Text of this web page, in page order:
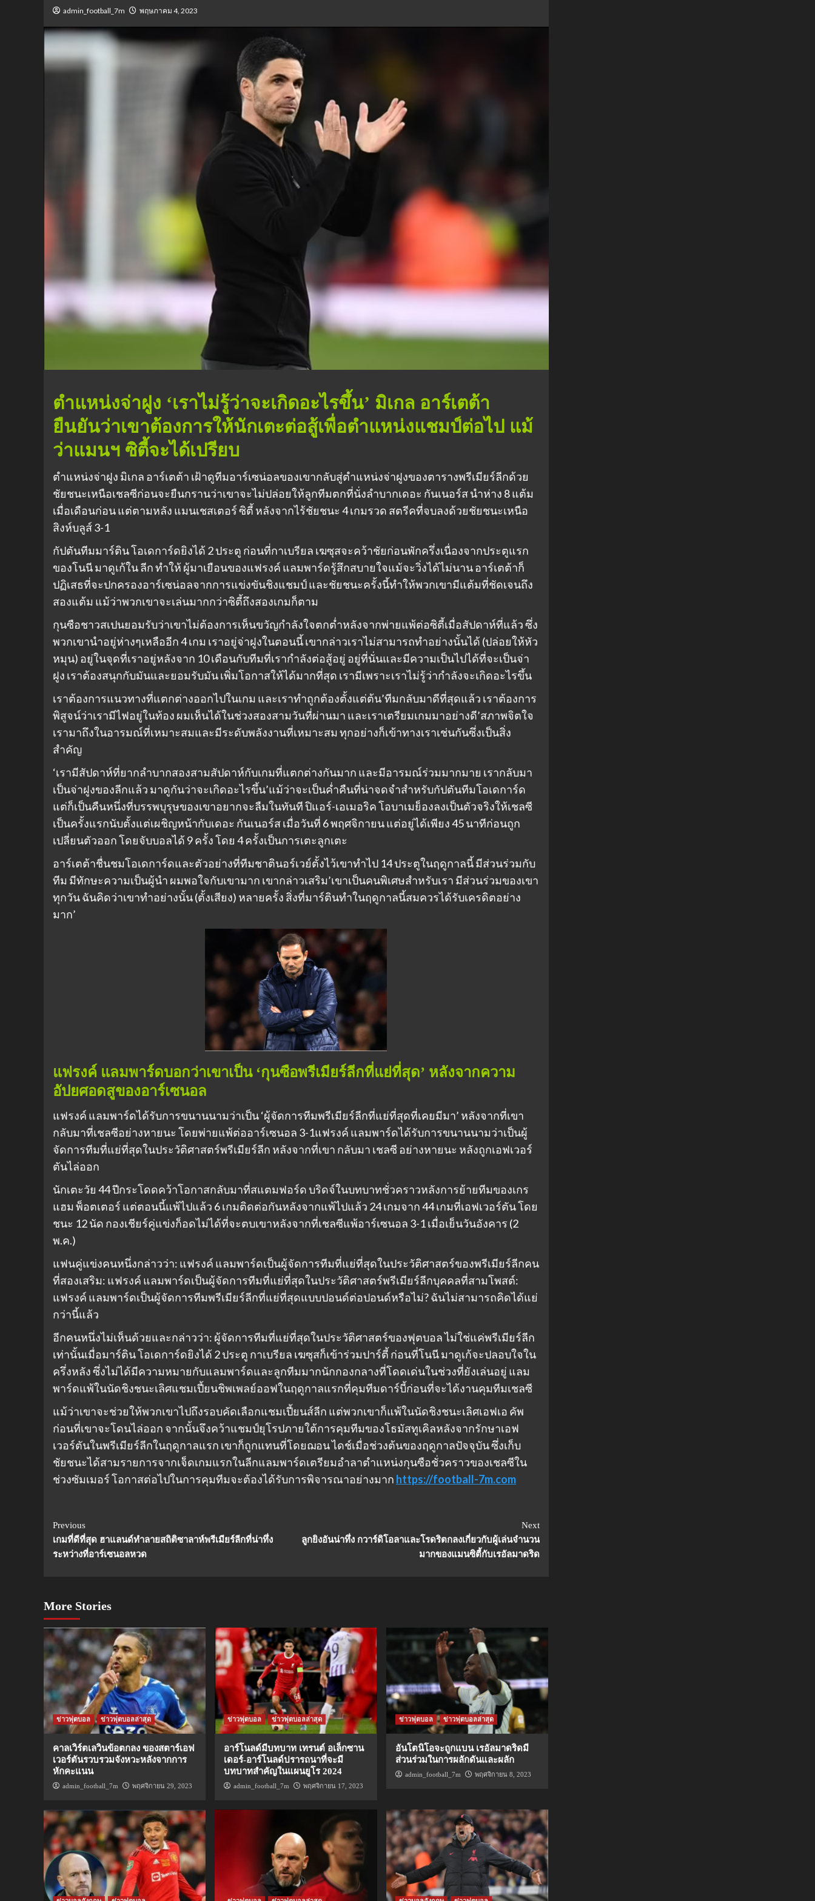
admin_football_7m พฤษภาคม 4, 2023
ตำแหน่งจ่าฝูง ‘เราไม่รู้ว่าจะเกิดอะไรขึ้น’ มิเกล อาร์เตต้า
ยืนยันว่าเขาต้องการให้นักเตะต่อสู้เพื่อตำแหน่งแชมป์ต่อไป แม้
ว่าแมนฯ ซิตี้จะได้เปรียบ
ตำแหน่งจ่าฝูง มิเกล อาร์เตต้า เฝ้าดูทีมอาร์เซน่อลของเขากลับสู่ตำแหน่งจ่าฝูงของตารางพรีเมียร์ลีกด้วย
ชัยชนะเหนือเชลซีก่อนจะยืนกรานว่าเขาจะไม่ปล่อยให้ลูกทีมตกที่นั่งลำบากเดอะ กันเนอร์ส นำห่าง 8 แต้ม
เมื่อเดือนก่อน แต่ตามหลัง แมนเชสเตอร์ ซิตี้ หลังจากไร้ชัยชนะ 4 เกมรวด สตรีคที่จบลงด้วยชัยชนะเหนือ
สิงห์บลูส์ 3-1
กัปตันทีมมาร์ติน โอเดการ์ดยิงได้ 2 ประตู ก่อนที่กาเบรียล เฆซุสจะคว้าชัยก่อนพักครึ่งเนื่องจากประตูแรก
ของโนนี มาดูเก้ใน ลีก ทำให้ ผู้มาเยือนของแฟรงค์ แลมพาร์ดรู้สึกสบายใจแม้จะวิ่งได้ไม่นาน อาร์เตต้าก็
ปฏิเสธที่จะปกครองอาร์เซน่อลจากการแข่งขันชิงแชมป์ และชัยชนะครั้งนี้ทำให้พวกเขามีแต้มที่ชัดเจนถึง
สองแต้ม แม้ว่าพวกเขาจะเล่นมากกว่าซิตี้ถึงสองเกมก็ตาม
กุนซือชาวสเปนยอมรับว่าเขาไม่ต้องการเห็นขวัญกำลังใจตกต่ำหลังจากพ่ายแพ้ต่อซิตี้เมื่อสัปดาห์ที่แล้ว ซึ่ง
พวกเขานำอยู่ห่างๆเหลืออีก 4 เกม เราอยู่จ่าฝูงในตอนนี้ เขากล่าวเราไม่สามารถทำอย่างนั้นได้ (ปล่อยให้หัว
หมุน) อยู่ในจุดที่เราอยู่หลังจาก 10 เดือนกับทีมที่เรากำลังต่อสู้อยู่ อยู่ที่นั่นและมีความเป็นไปได้ที่จะเป็นจ่า
ฝูง เราต้องสนุกกับมันและยอมรับมัน เพิ่มโอกาสให้ได้มากที่สุด เรามีเพราะเราไม่รู้ว่ากำลังจะเกิดอะไรขึ้น
เราต้องการแนวทางที่แตกต่างออกไปในเกม และเราทำถูกต้องตั้งแต่ต้น’ทีมกลับมาดีที่สุดแล้ว เราต้องการ
พิสูจน์ว่าเรามีไฟอยู่ในท้อง ผมเห็นได้ในช่วงสองสามวันที่ผ่านมา และเราเตรียมเกมมาอย่างดี’สภาพจิตใจ
เรามาถึงในอารมณ์ที่เหมาะสมและมีระดับพลังงานที่เหมาะสม ทุกอย่างก็เข้าทางเราเช่นกันซึ่งเป็นสิ่ง
สำคัญ
‘เรามีสัปดาห์ที่ยากลำบากสองสามสัปดาห์กับเกมที่แตกต่างกันมาก และมีอารมณ์ร่วมมากมาย เรากลับมา
เป็นจ่าฝูงของลีกแล้ว มาดูกันว่าจะเกิดอะไรขึ้น’แม้ว่าจะเป็นค่ำคืนที่น่าจดจำสำหรับกัปตันทีมโอเดการ์ด
แต่ก็เป็นคืนหนึ่งที่บรรพบุรุษของเขาอยากจะลืมในทันที ปิแอร์-เอเมอริค โอบาเมย็องลงเป็นตัวจริงให้เชลซี
เป็นครั้งแรกนับตั้งแต่เผชิญหน้ากับเดอะ กันเนอร์ส เมื่อวันที่ 6 พฤศจิกายน แต่อยู่ได้เพียง 45 นาทีก่อนถูก
เปลี่ยนตัวออก โดยจับบอลได้ 9 ครั้ง โดย 4 ครั้งเป็นการเตะลูกเตะ
อาร์เตต้าชื่นชมโอเดการ์ดและตัวอย่างที่ทีมชาตินอร์เวย์ตั้งไว้เขาทำไป 14 ประตูในฤดูกาลนี้ มีส่วนร่วมกับ
ทีม มีทักษะความเป็นผู้นำ ผมพอใจกับเขามาก เขากล่าวเสริม’เขาเป็นคนพิเศษสำหรับเรา มีส่วนร่วมของเขา
ทุกวัน ฉันคิดว่าเขาทำอย่างนั้น (ตั้งเสียง) หลายครั้ง สิ่งที่มาร์ตินทำในฤดูกาลนี้สมควรได้รับเครดิตอย่าง
มาก’
แฟรงค์ แลมพาร์ดบอกว่าเขาเป็น ‘กุนซือพรีเมียร์ลีกที่แย่ที่สุด’ หลังจากความ
อัปยศอดสูของอาร์เซนอล
แฟรงค์ แลมพาร์ดได้รับการขนานนามว่าเป็น ‘ผู้จัดการทีมพรีเมียร์ลีกที่แย่ที่สุดที่เคยมีมา’ หลังจากที่เขา
กลับมาที่เชลซีอย่างหายนะ โดยพ่ายแพ้ต่ออาร์เซนอล 3-1แฟรงค์ แลมพาร์ดได้รับการขนานนามว่าเป็นผู้
จัดการทีมที่แย่ที่สุดในประวัติศาสตร์พรีเมียร์ลีก หลังจากที่เขา กลับมา เชลซี อย่างหายนะ หลังถูกเอฟเวอร์
ตันไล่ออก
นักเตะวัย 44 ปีกระโดดคว้าโอกาสกลับมาที่สแตมฟอร์ด บริดจ์ในบทบาทชั่วคราวหลังการย้ายทีมของเกร
แฮม พ็อตเตอร์ แต่ตอนนี้แพ้ไปแล้ว 6 เกมติดต่อกันหลังจากแพ้ไปแล้ว 24 เกมจาก 44 เกมที่เอฟเวอร์ตัน โดย
ชนะ 12 นัด กองเชียร์คู่แข่งก็อดไม่ได้ที่จะตบเขาหลังจากที่เชลซีแพ้อาร์เซนอล 3-1 เมื่อเย็นวันอังคาร (2
พ.ค.)
แฟนคู่แข่งคนหนึ่งกล่าวว่า: แฟรงค์ แลมพาร์ดเป็นผู้จัดการทีมที่แย่ที่สุดในประวัติศาสตร์ของพรีเมียร์ลีกคน
ที่สองเสริม: แฟรงค์ แลมพาร์ดเป็นผู้จัดการทีมที่แย่ที่สุดในประวัติศาสตร์พรีเมียร์ลีกบุคคลที่สามโพสต์:
แฟรงค์ แลมพาร์ดเป็นผู้จัดการทีมพรีเมียร์ลีกที่แย่ที่สุดแบบปอนด์ต่อปอนด์หรือไม่? ฉันไม่สามารถคิดได้แย่
กว่านี้แล้ว
อีกคนหนึ่งไม่เห็นด้วยและกล่าวว่า: ผู้จัดการทีมที่แย่ที่สุดในประวัติศาสตร์ของฟุตบอล ไม่ใช่แค่พรีเมียร์ลีก
เท่านั้นเมื่อมาร์ติน โอเดการ์ดยิงได้ 2 ประตู กาเบรียล เฆซุสก็เข้าร่วมปาร์ตี้ ก่อนที่โนนี มาดูเก้จะปลอบใจใน
ครึ่งหลัง ซึ่งไม่ได้มีความหมายกับแลมพาร์ดและลูกทีมมากนักกองกลางที่โดดเด่นในช่วงที่ยังเล่นอยู่ แลม
พาร์ดแพ้ในนัดชิงชนะเลิศแชมเปี้ยนชิพเพลย์ออฟในฤดูกาลแรกที่คุมทีมดาร์บี้ก่อนที่จะได้งานคุมทีมเชลซี
แม้ว่าเขาจะช่วยให้พวกเขาไปถึงรอบคัดเลือกแชมเปี้ยนส์ลีก แต่พวกเขาก็แพ้ในนัดชิงชนะเลิศเอฟเอ คัพ
ก่อนที่เขาจะโดนไล่ออก จากนั้นจึงคว้าแชมป์ยุโรปภายใต้การคุมทีมของโธมัสทูเคิลหลังจากรักษาเอฟ
เวอร์ตันในพรีเมียร์ลีกในฤดูกาลแรก เขาก็ถูกแทนที่โดยฌอน ไดช์เมื่อช่วงต้นของฤดูกาลปัจจุบัน ซึ่งเก็บ
ชัยชนะได้สามรายการจากเจ็ดเกมแรกในลีกแลมพาร์ดเตรียมอำลาตำแหน่งกุนซือชั่วคราวของเชลซีใน
ช่วงซัมเมอร์ โอกาสต่อไปในการคุมทีมจะต้องได้รับการพิจารณาอย่างมาก https://football-7m.com
Continue
Reading
Previous
เกมที่ดีที่สุด ฮาแลนด์ทำลายสถิติซาลาห์พรีเมียร์ลีกที่น่าทึ่ง
ระหว่างที่อาร์เซนอลหวด
Next
ลูกยิงอันน่าทึ่ง กวาร์ดิโอลาและโรดริตกลงเกี่ยวกับผู้เล่นจำนวน
มากของแมนซิตี้กับเรอัลมาดริด
More Stories
ข่าวฟุตบอล ข่าวฟุตบอลล่าสุด
คาลเวิร์ตเลวินข้อตกลง ของสตาร์เอฟ
เวอร์ตันรวบรวมจังหวะหลังจากการ
หักคะแนน
admin_football_7m พฤศจิกายน 29, 2023
ข่าวฟุตบอล ข่าวฟุตบอลล่าสุด
อาร์โนลด์มีบทบาท เทรนต์ อเล็กซาน
เดอร์-อาร์โนลด์ปรารถนาที่จะมี
บทบาทสำคัญในแผนยูโร 2024
admin_football_7m พฤศจิกายน 17, 2023
ข่าวฟุตบอล ข่าวฟุตบอลล่าสุด
อันโตนิโอจะถูกแบน เรอัลมาดริดมี
ส่วนร่วมในการผลักดันและผลัก
admin_football_7m พฤศจิกายน 8, 2023